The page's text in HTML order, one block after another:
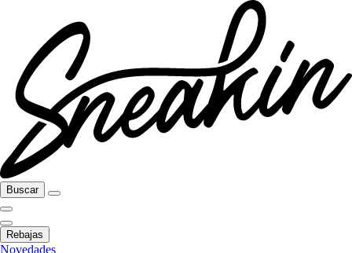
Buscar
Rebajas
Novedades